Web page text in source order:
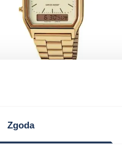
Zgoda